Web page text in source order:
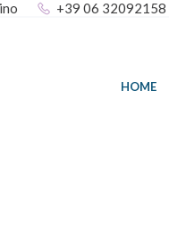
+39 06 32092158
HOME